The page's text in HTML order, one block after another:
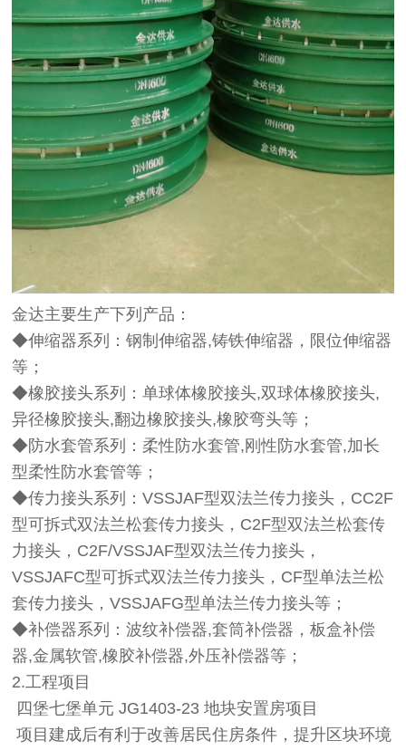
金达主要生产下列产品：
◆伸缩器系列：钢制伸缩器,铸铁伸缩器，限位伸缩器
等；
◆橡胶接头系列：单球体橡胶接头,双球体橡胶接头,
异径橡胶接头,翻边橡胶接头,橡胶弯头等；
◆防水套管系列：柔性防水套管,刚性防水套管,加长
型柔性防水套管等；
◆传力接头系列：VSSJAF型双法兰传力接头，CC2F
型可拆式双法兰松套传力接头，C2F型双法兰松套传
力接头，C2F/VSSJAF型双法兰传力接头，
VSSJAFC型可拆式双法兰传力接头，CF型单法兰松
套传力接头，VSSJAFG型单法兰传力接头等；
◆补偿器系列：波纹补偿器,套筒补偿器，板盒补偿
器,金属软管,橡胶补偿器,外压补偿器等；
2.工程项目
四堡七堡单元 JG1403-23 地块安置房项目
项目建成后有利于改善居民住房条件，提升区块环境